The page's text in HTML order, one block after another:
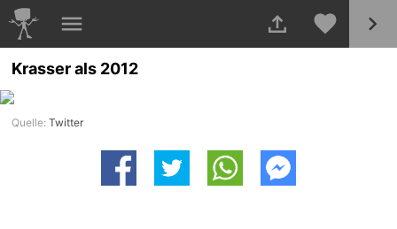
Krasser als 2012
Quelle:Twitter